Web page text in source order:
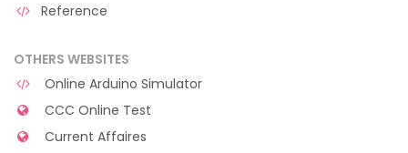
Reference
OTHERS WEBSITES
Online Arduino Simulator
CCC Online Test
Current Affaires